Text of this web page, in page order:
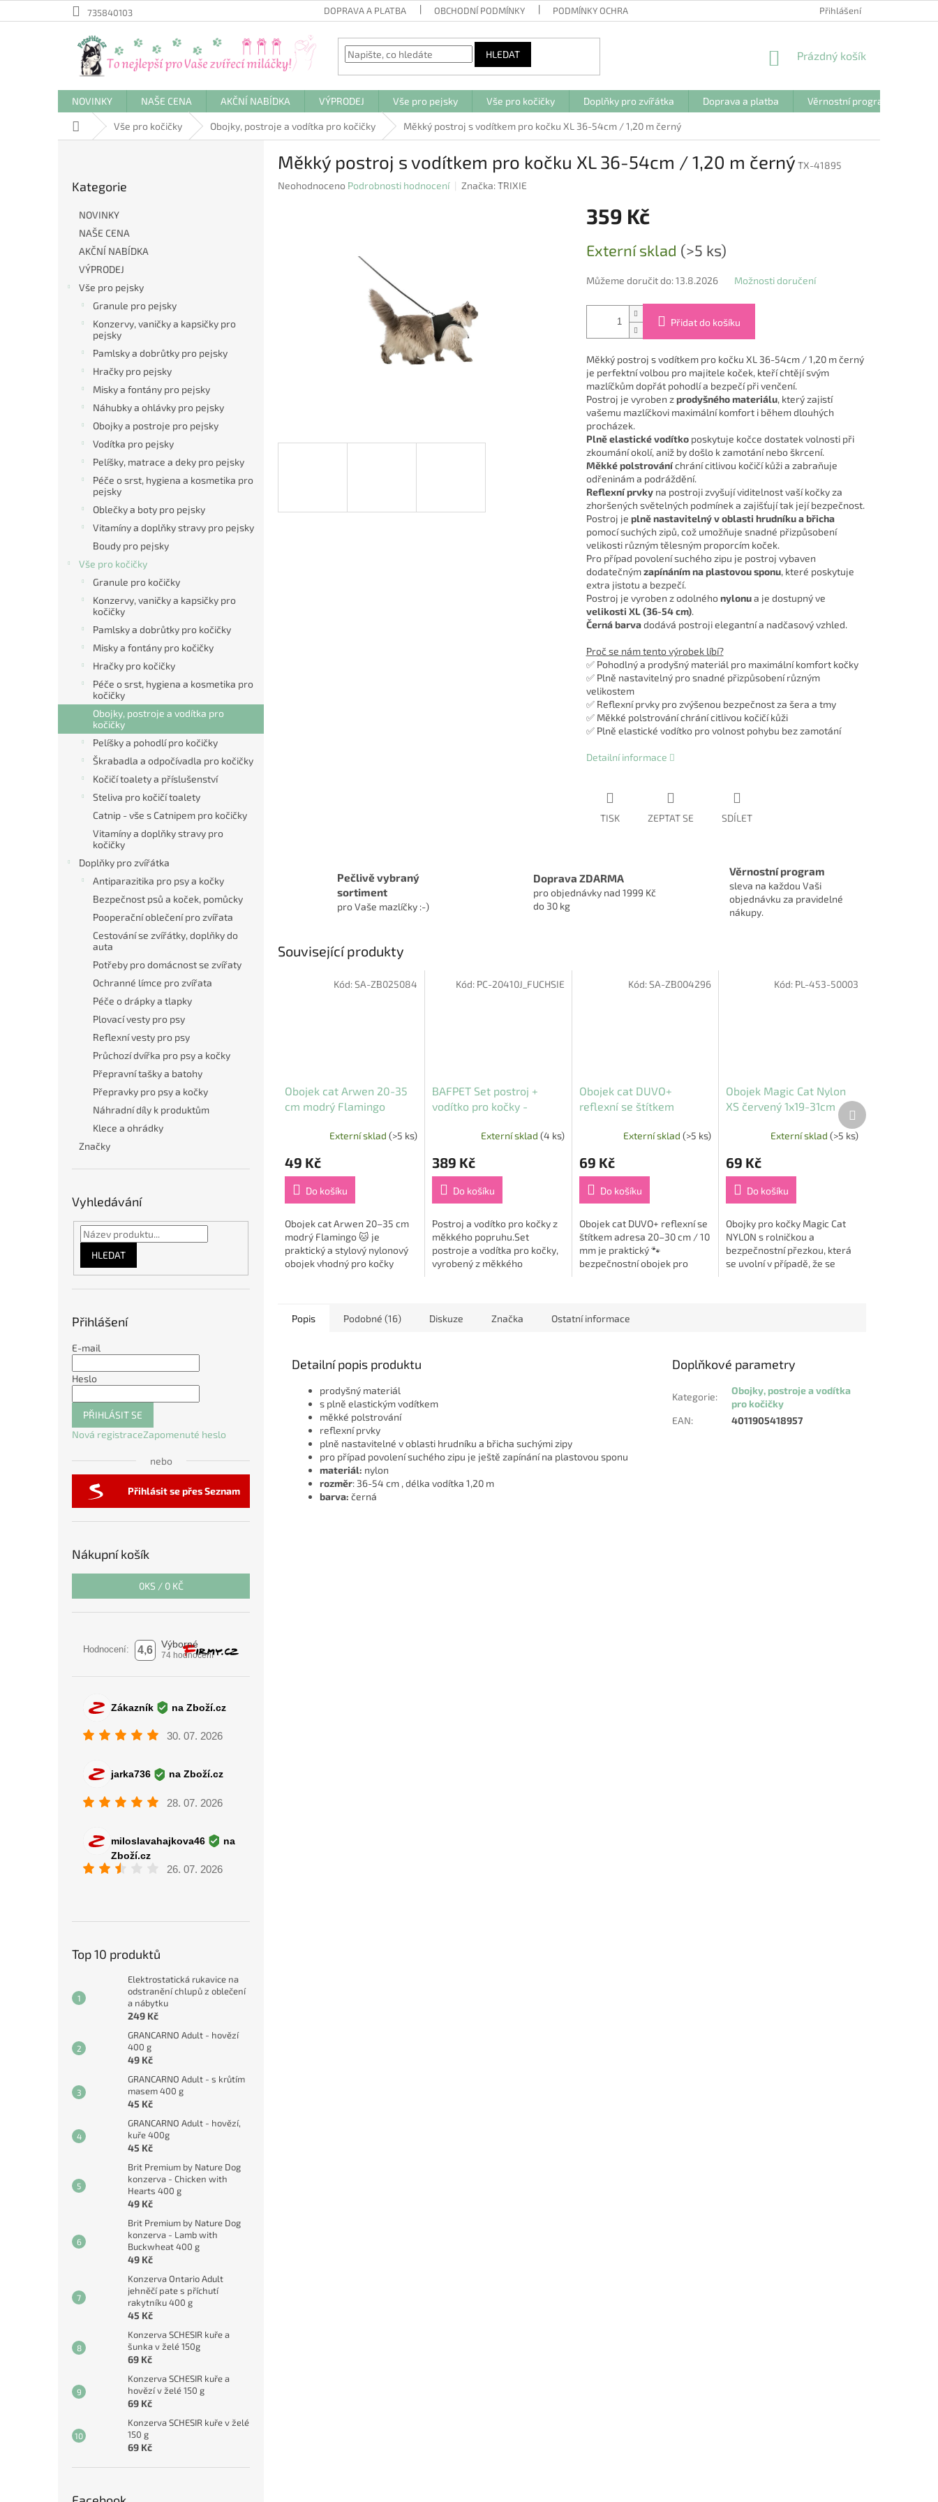
na
735840103 DOPRAVA A PLATBA OBCHODNÍ PODMÍNKY PODMÍNKY OCHRANY OSOBNÍCH ÚDAJŮ Přihlášení
HLEDAT
NÁKUPNÍ
Prázdný košík
NOVINKY NAŠE CENA AKČNÍ NABÍDKA VÝPRODEJ Vše pro pejsky Vše pro kočičky Doplňky pro zvířátka Doprava a platba Věrnostní program
Domů Vše pro kočičky Obojky, postroje a vodítka pro kočičky Měkký postroj s vodítkem pro kočku XL 36-54cm / 1,20 m černý
kategorie
Kategorie
NOVINKY
NAŠE CENA
AKČNÍ NABÍDKA
VÝPRODEJ
Vše pro pejsky
Granule pro pejsky
Konzervy, vaničky a kapsičky pro
pejsky
Pamlsky a dobrůtky pro pejsky
Hračky pro pejsky
Misky a fontány pro pejsky
Náhubky a ohlávky pro pejsky
Obojky a postroje pro pejsky
Vodítka pro pejsky
Pelíšky, matrace a deky pro pejsky
Péče o srst, hygiena a kosmetika pro
pejsky
Oblečky a boty pro pejsky
Vitamíny a doplňky stravy pro pejsky
Boudy pro pejsky
Vše pro kočičky
Granule pro kočičky
Konzervy, vaničky a kapsičky pro
kočičky
Pamlsky a dobrůtky pro kočičky
Misky a fontány pro kočičky
Hračky pro kočičky
Péče o srst, hygiena a kosmetika pro
kočičky
Obojky, postroje a vodítka pro
kočičky
Pelíšky a pohodlí pro kočičky
Škrabadla a odpočívadla pro kočičky
Kočičí toalety a příslušenství
Steliva pro kočičí toalety
Catnip - vše s Catnipem pro kočičky
Vitamíny a doplňky stravy pro
kočičky
Doplňky pro zvířátka
Antiparazitika pro psy a kočky
Bezpečnost psů a koček, pomůcky
Pooperační oblečení pro zvířata
Cestování se zvířátky, doplňky do
auta
Potřeby pro domácnost se zvířaty
Ochranné límce pro zvířata
Péče o drápky a tlapky
Plovací vesty pro psy
Reflexní vesty pro psy
Průchozí dvířka pro psy a kočky
Přepravní tašky a batohy
Přepravky pro psy a kočky
Náhradní díly k produktům
Klece a ohrádky
Značky
Vyhledávání
HLEDAT
Přihlášení
E-mail
Heslo
PŘIHLÁSIT SE
Nová registraceZapomenuté heslo
nebo
Přihlásit se přes Seznam
Nákupní košík
0KS / 0 KČ
Top 10 produktů
Elektrostatická rukavice na
odstranění chlupů z oblečení
a nábytku
249 Kč
GRANCARNO Adult - hovězí
400 g
49 Kč
GRANCARNO Adult - s krůtím
masem 400 g
45 Kč
GRANCARNO Adult - hovězí,
kuře 400g
45 Kč
Brit Premium by Nature Dog
konzerva - Chicken with
Hearts 400 g
49 Kč
Brit Premium by Nature Dog
konzerva - Lamb with
Buckwheat 400 g
49 Kč
Konzerva Ontario Adult
jehněčí pate s příchutí
rakytníku 400 g
45 Kč
Konzerva SCHESIR kuře a
šunka v želé 150g
69 Kč
Konzerva SCHESIR kuře a
hovězí v želé 150 g
69 Kč
Konzerva SCHESIR kuře v želé
150 g
69 Kč
Měkký postroj s vodítkem pro kočku XL 36-54cm / 1,20 m černý TX-41895
Průměrné
Neohodnoceno Podrobnosti hodnocení Značka:TRIXIE
359 Kč
cena:
Externí sklad (>5 ks)
Můžeme doručit do: 13.8.2026 Možnosti doručení
Přidat do košíku
Měkký postroj s vodítkem pro kočku XL 36-54cm / 1,20 m černý
je perfektní volbou pro majitele koček, kteří chtějí svým
mazlíčkům dopřát pohodlí a bezpečí při venčení.
Postroj je vyroben zprodyšného materiálu, který zajistí
vašemu mazlíčkovi maximální komfort i během dlouhých
procházek.
Plně elastické vodítkoposkytuje kočce dostatek volnosti při
zkoumání okolí, aniž by došlo k zamotání nebo škrcení.
Měkké polstrováníchrání citlivou kočičí kůži a zabraňuje
odřeninám a podráždění.
Reflexní prvkyna postroji zvyšují viditelnost vaší kočky za
zhoršených světelných podmínek a zajišťují tak její bezpečnost.
Postroj je plně nastavitelný v oblasti hrudníku a břicha
pomocí suchých zipů, což umožňuje snadné přizpůsobení
velikosti různým tělesným proporcím koček.
Pro případ povolení suchého zipu je postroj vybaven
dodatečnýmzapínáním na plastovou sponu, které poskytuje
extra jistotu a bezpečí.
Postroj je vyroben z odolnéhonylonua je dostupný ve
velikosti XL (36-54 cm).
Černá barvadodává postroji elegantní a nadčasový vzhled.
Proč se nám tento výrobek líbí?
✅ Pohodlný a prodyšný materiál pro maximální komfort kočky
✅ Plně nastavitelný pro snadné přizpůsobení různým
velikostem
✅ Reflexní prvky pro zvýšenou bezpečnost za šera a tmy
✅ Měkké polstrování chrání citlivou kočičí kůži
✅ Plně elastické vodítko pro volnost pohybu bez zamotání
Detailní informace
TISK ZEPTAT SE SDÍLET
Pečlivě vybraný
sortiment
pro Vaše mazlíčky :-)
Doprava ZDARMA
pro objednávky nad 1999 Kč
do 30 kg
Věrnostní program
sleva na každou Vaši
objednávku za pravidelné
nákupy.
Související produkty
Obojek cat Arwen 20-35
cm modrý Flamingo
Externí sklad (>5 ks)
49 Kč
Do košíku
Obojek cat Arwen 20–35 cm
modrý Flamingo 🐱 je
praktický a stylový nylonový
obojek vhodný pro kočky
Kód:SA-ZB025084
BAFPET Set postroj +
vodítko pro kočky -
Externí sklad (4 ks)
389 Kč
Do košíku
Postroj a vodítko pro kočky z
měkkého popruhu.Set
postroje a vodítka pro kočky,
vyrobený z měkkého
Kód: PC-20410J_FUCHSIE
Obojek cat DUVO+
reflexní se štítkem
Externí sklad(>5 ks)
69 Kč
Do košíku
Obojek cat DUVO+ reflexní se
štítkem adresa 20–30 cm / 10
mm je praktický 🐾
bezpečnostní obojek pro
Kód:SA-ZB004296
Obojek Magic Cat Nylon
XS červený 1x19-31cm
Externí sklad (>5 ks)
69 Kč
Do košíku
Obojky pro kočky Magic Cat
NYLON s rolničkou a
bezpečnostní přezkou, která
se uvolní v případě, že se
Kód: PL-453-50003
Další
produkt
Popis Podobné (16) Diskuze Značka Ostatní informace
Detailní popis produktu
prodyšný materiál
s plně elastickým vodítkem
měkké polstrování
reflexní prvky
plně nastavitelné v oblasti hrudníku a břicha suchými zipy
pro případ povolení suchého zipu je ještě zapínání na plastovou sponu
materiál: nylon
rozměr: 36-54 cm , délka vodítka 1,20 m
barva: černá
Doplňkové parametry
Kategorie:
Obojky, postroje a vodítka
pro kočičky
EAN: 4011905418957